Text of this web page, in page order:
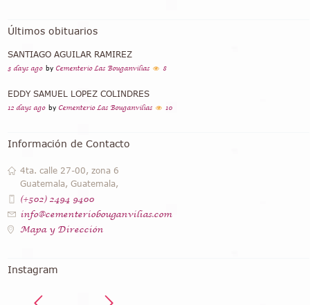
Últimos obituarios
SANTIAGO AGUILAR RAMIREZ
3 days ago by Cementerio Las Bouganvilias 8
EDDY SAMUEL LOPEZ COLINDRES
12 days ago by Cementerio Las Bouganvilias 10
Información de Contacto
4ta. calle 27-00, zona 6
Guatemala, Guatemala,
(+502) 2494 9400
info@cementeriobouganvilias.com
Mapa y Dirección
Instagram